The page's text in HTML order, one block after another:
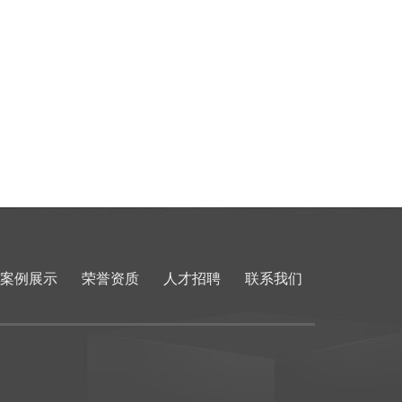
案例展示 荣誉资质 人才招聘 联系我们